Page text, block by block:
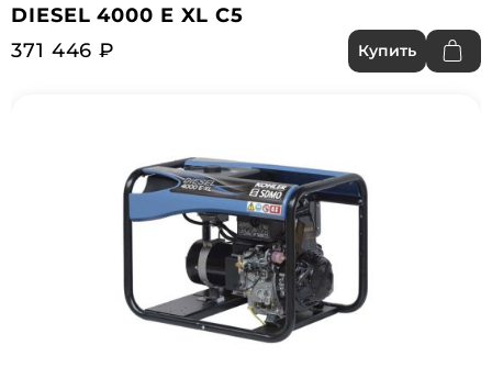
DIESEL 4000 E XL С5
371 446 ₽
Купить